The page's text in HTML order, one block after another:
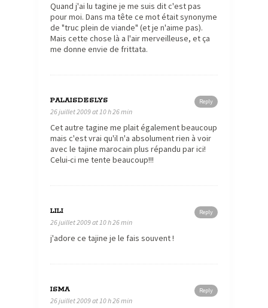
Quand j'ai lu tagine je me suis dit c'est pas
pour moi. Dans ma tête ce mot était synonyme
de "truc plein de viande" (et je n'aime pas).
Mais cette chose là a l'air merveilleuse, et ça
me donne envie de frittata.
Reply
PALAISDESLYS
26 juillet 2009 at 10 h 26 min
Cet autre tagine me plait également beaucoup
mais c'est vrai qu'il n'a absolument rien à voir
avec le tajine marocain plus répandu par ici!
Celui-ci me tente beaucoup!!!
Reply
LILI
26 juillet 2009 at 10 h 26 min
j'adore ce tajine je le fais souvent !
Reply
ISMA
26 juillet 2009 at 10 h 26 min